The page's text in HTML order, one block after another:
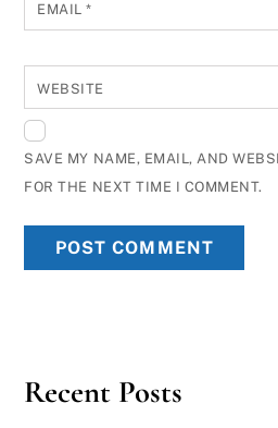
EMAIL*
WEBSITE
SAVE MY NAME, EMAIL, AND
FOR THE NEXT TIME I COMMENT.
Recent Posts